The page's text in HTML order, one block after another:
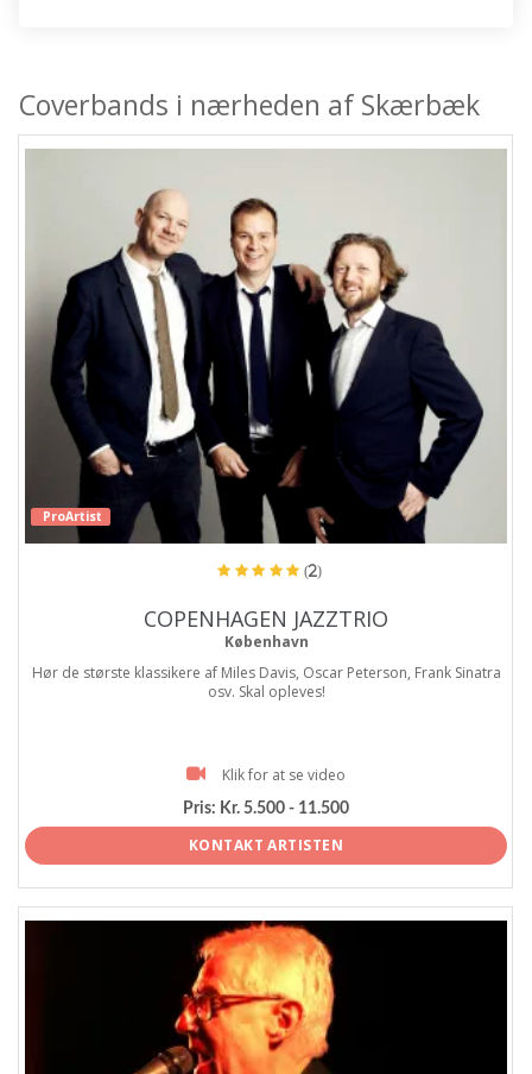
Coverbands i nærheden af Skærbæk
ProArtist
(2)
COPENHAGEN JAZZTRIO
København
Hør de største klassikere af Miles Davis, Oscar Peterson, Frank Sinatra
osv. Skal opleves!
Klik for at se video
Pris: Kr. 5.500 - 11.500
KONTAKT ARTISTEN